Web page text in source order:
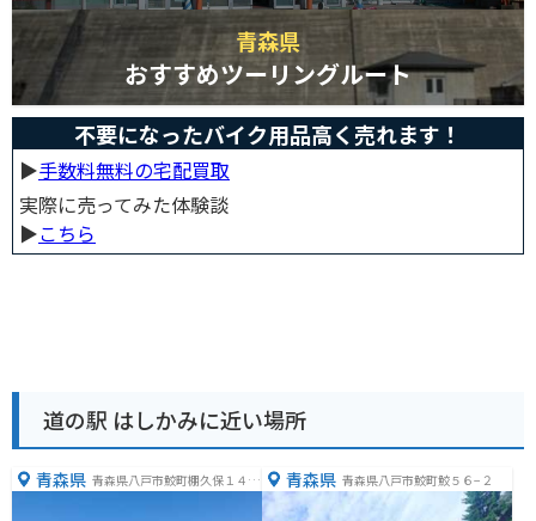
青森県
おすすめツーリングルート
不要になったバイク用品高く売れます！
▶︎手数料無料の宅配買取
実際に売ってみた体験談
▶︎こちら
道の駅 はしかみに近い場所
青森県 青森県八戸市鮫町棚久保１４
青森県 青森県八戸市鮫町鮫５６−２